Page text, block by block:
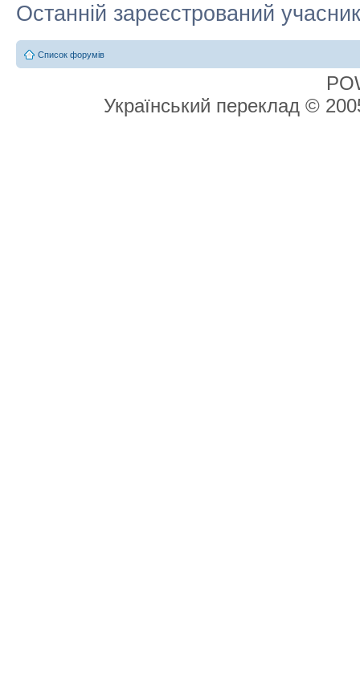
Останній зареєстрований
Список форумів
Український переклад ©